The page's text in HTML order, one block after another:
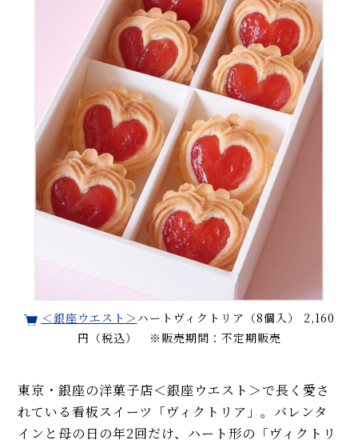
＜銀座ウエスト＞ハートヴィクトリア（8個入） 2,160
円（税込） ※販売期間：不定期販売
東京・銀座の洋菓子店＜銀座ウエスト＞で長く愛さ
れている看板スイーツ「ヴィクトリア」。バレンタ
インと母の日の年2回だけ、ハート形の「ヴィクトリ